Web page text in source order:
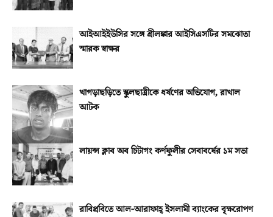
আইআইইউসির সঙ্গে শ্রীলঙ্কার আইসিএসটির সমঝোতা
স্মারক স্বাক্ষর
খাগড়াছড়িতে স্কুলছাত্রীকে ধর্ষণের অভিযোগ, রাখাল
আটক
লায়ন্স ক্লাব অব চিটাগং কর্ণফুলীর সেবাবর্ষের ১ম সভা
রাবিপ্রবিতে আল-আরাফাহ্‌ ইসলামী ব্যাংকের বৃক্ষরোপণ